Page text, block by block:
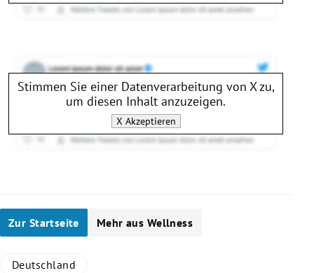
Stimmen Sie einer Datenverarbeitung von Xzu,
um diesen Inhalt anzuzeigen.
X Akzeptieren
Zur Startseite Mehr aus Wellness
Deutschland